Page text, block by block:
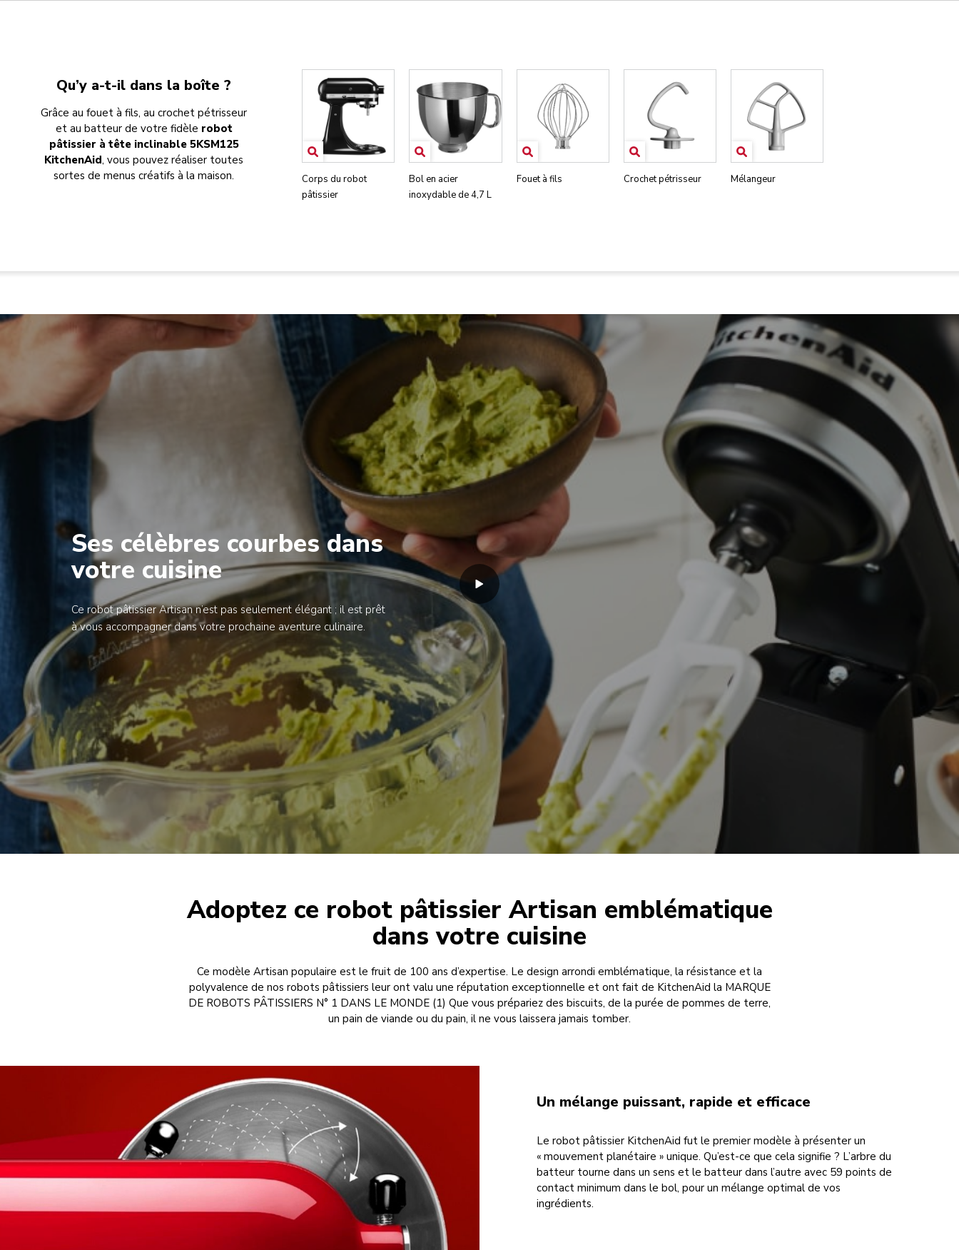
Qu’y a-t-il dans la boîte ?
Grâce au fouet à fils, au crochet pétrisseur
et au batteur de votre fidèle robot
pâtissier à tête inclinable 5KSM125
KitchenAid, vous pouvez réaliser toutes
sortes de menus créatifs à la maison.
Corps du robot
pâtissier
Bol en acier
inoxydable de 4,7 L
Fouet à fils Crochet pétrisseur Mélangeur
Ses célèbres courbes dans
votre cuisine
Ce robot pâtissier Artisan n’est pas seulement élégant ; il est prêt
à vous accompagner dans votre prochaine aventure culinaire.
Adoptez ce robot pâtissier Artisan emblématique
dans votre cuisine
Ce modèle Artisan populaire est le fruit de 100 ans d’expertise. Le design arrondi emblématique, la résistance et la
polyvalence de nos robots pâtissiers leur ont valu une réputation exceptionnelle et ont fait de KitchenAid la MARQUE
DE ROBOTS PÂTISSIERS N° 1 DANS LE MONDE (1) Que vous prépariez des biscuits, de la purée de pommes de terre,
un pain de viande ou du pain, il ne vous laissera jamais tomber.
Un mélange puissant, rapide et efficace
Le robot pâtissier KitchenAid fut le premier modèle à présenter un
« mouvement planétaire » unique. Qu’est-ce que cela signifie ? L’arbre du
batteur tourne dans un sens et le batteur dans l’autre avec 59 points de
contact minimum dans le bol, pour un mélange optimal de vos
ingrédients.